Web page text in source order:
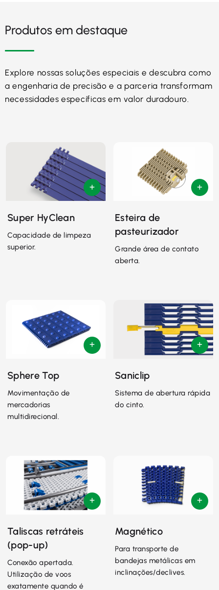
Produtos em destaque
Explore nossas soluções especiais e descubra como
a engenharia de precisão e a parceria transformam
necessidades específicas em valor duradouro.
Super HyClean
Capacidade de limpeza
superior.
Esteira de
pasteurizador
Grande área de contato
aberta.
Sphere Top
Movimentação de
mercadorias
multidirecional.
Saniclip
Sistema de abertura rápida
do cinto.
Taliscas retráteis
(pop-up)
Conexão apertada.
Utilização de voos
exatamente quando é
Magnético
Para transporte de
bandejas metálicas em
inclinações/declives.